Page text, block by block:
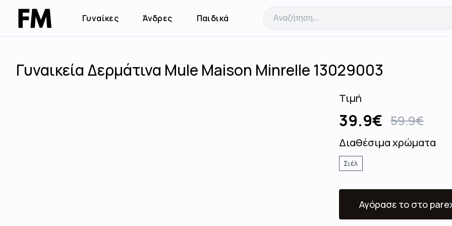
Γυναίκες Άνδρες Παιδικά
Γυναικεία Δερμάτινα Mule Maison Minrelle 13029003
Τιμή
39.9€ 59.9€
Διαθέσιμα χρώματα
Σιέλ
Αγόρασε το στο